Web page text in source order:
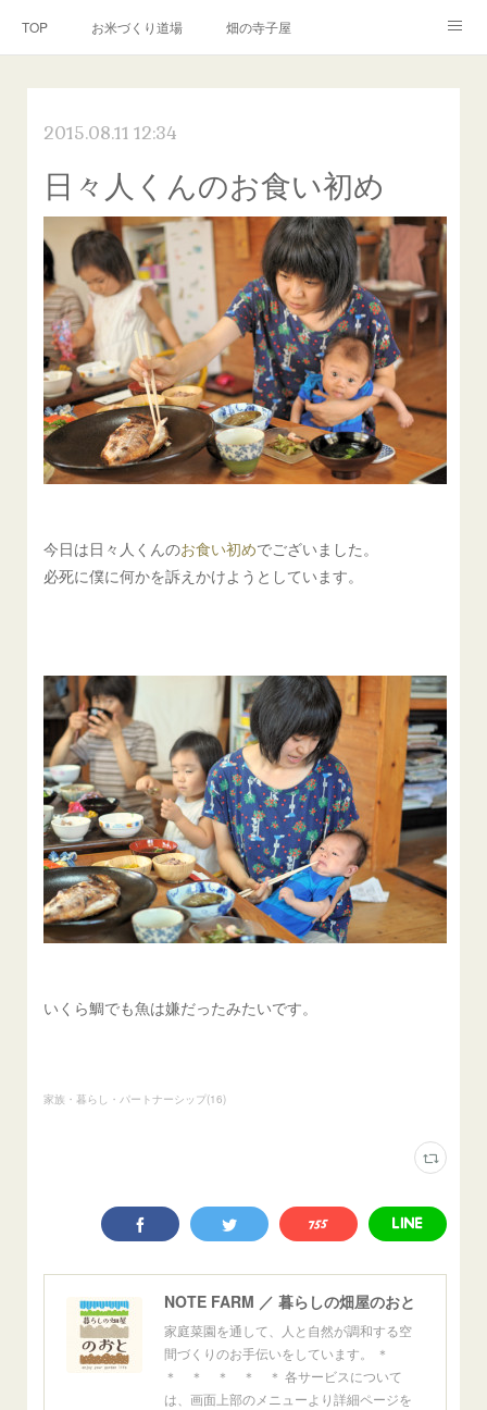
TOP お米づくり道場 畑の寺子屋
お問い合わせ リンク(SNS)
2015.08.11 12:34
日々人くんのお食い初め
今日は日々人くんのお食い初めでございました。
必死に僕に何かを訴えかけようとしています。
いくら鯛でも魚は嫌だったみたいです。
家族・暮らし・パートナーシップ(16)
NOTE FARM ／ 暮らしの畑屋のおと
家庭菜園を通して、人と自然が調和する空
間づくりのお手伝いをしています。 ＊
＊ ＊ ＊ ＊ ＊ 各サービスについて
は、画面上部のメニューより詳細ページを